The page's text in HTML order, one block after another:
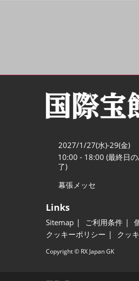
2027/1/27(水)-29(金)
10:00 - 18:00 (最終日
了)
幕張メッセ
Links
Sitemap ご利用条件
クッキーポリシー
クッ
Copyright © RX Japan GK